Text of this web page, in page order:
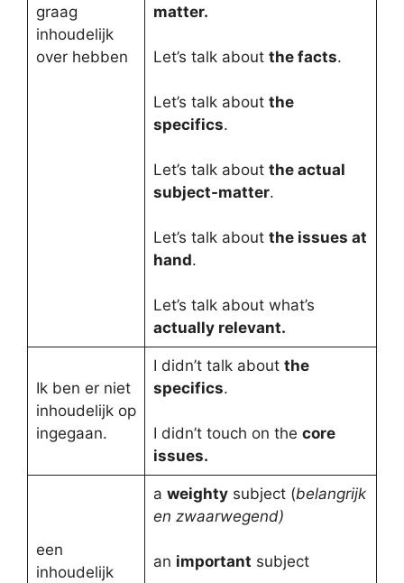
graag
inhoudelijk
over hebben
matter.
Let’s talk about the facts.
Let’s talk about the
specifics.
Let’s talk about the actual
subject-matter.
Let’s talk about the issues at
hand.
Let’s talk about what’s
actually relevant.
Ik ben er niet
inhoudelijk op
ingegaan.
I didn’t talk about the
specifics.
I didn’t touch on the core
issues.
een
inhoudelijk
a weightysubject (belangrijk
en zwaarwegend)
an important subject